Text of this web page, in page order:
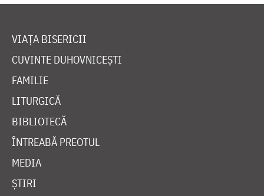
VIAȚA BISERICII
CUVINTE DUHOVNICEȘTI
FAMILIE
LITURGICĂ
BIBLIOTECĂ
ÎNTREABĂ PREOTUL
MEDIA
ȘTIRI